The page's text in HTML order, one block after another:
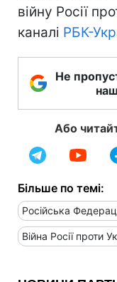
війну Росії
каналі РБК-
Не
Або
Більше по темі:
Російська
Війна Росії проти